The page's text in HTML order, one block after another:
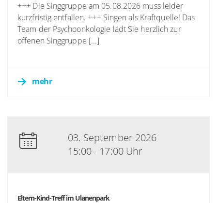
+++ Die Singgruppe am 05.08.2026 muss leider
kurzfristig entfallen. +++ Singen als Kraftquelle! Das
Team der Psychoonkologie lädt Sie herzlich zur
offenen Singgruppe [...]
mehr
03. September 2026
15:00 - 17:00 Uhr
Eltern-Kind-Treff im Ulanenpark